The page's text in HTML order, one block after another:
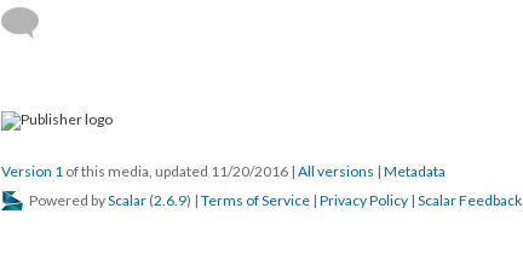
Version 1 of this media, updated 11/20/2016 | All versions | Metadata
Powered byScalar (2.6.9) | Terms of Service | Privacy Policy | Scalar Feedback